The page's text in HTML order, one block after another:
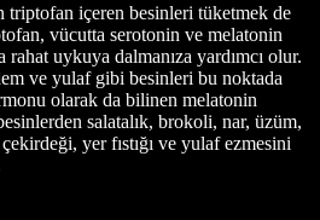
içeren besinleri tüketmek de
vücutta serotonin ve melatonin
uykuya dalmanıza yardımcı olur.
ve yulaf gibi besinleri bu noktada
olarak da bilinen melatonin
salatalık, brokoli, nar, üzüm,
yer fıstığı ve yulaf ezmesini